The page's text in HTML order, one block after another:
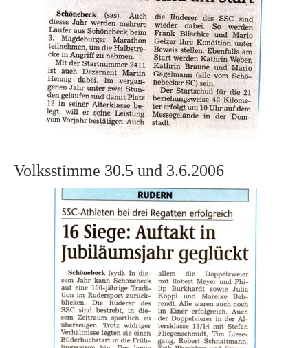
Volksstimme 30.5 und 3.6.2006